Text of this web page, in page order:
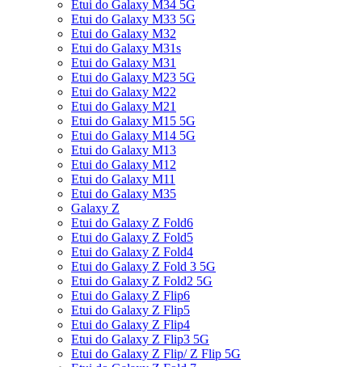
Etui do Galaxy M34 5G
Etui do Galaxy M33 5G
Etui do Galaxy M32
Etui do Galaxy M31s
Etui do Galaxy M31
Etui do Galaxy M23 5G
Etui do Galaxy M22
Etui do Galaxy M21
Etui do Galaxy M15 5G
Etui do Galaxy M14 5G
Etui do Galaxy M13
Etui do Galaxy M12
Etui do Galaxy M11
Etui do Galaxy M35
Galaxy Z
Etui do Galaxy Z Fold6
Etui do Galaxy Z Fold5
Etui do Galaxy Z Fold4
Etui do Galaxy Z Fold 3 5G
Etui do Galaxy Z Fold2 5G
Etui do Galaxy Z Flip6
Etui do Galaxy Z Flip5
Etui do Galaxy Z Flip4
Etui do Galaxy Z Flip3 5G
Etui do Galaxy Z Flip/ Z Flip 5G